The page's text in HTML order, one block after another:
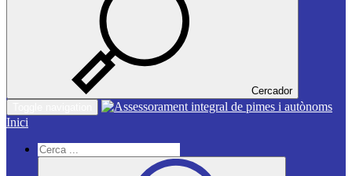
Cercador
Inici